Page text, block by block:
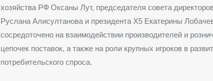
хозяйства РФ Оксаны Лут, председателя совета
Руслана Алисултанова и президента X5 Екатерины
сосредоточено на взаимодействии производителей и
цепочек поставок, а также на роли крупных игроков в
потребительского спроса.